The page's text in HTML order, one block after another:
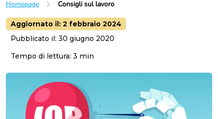
Homepage Consigli sul lavoro
Aggiornato il: 2 febbraio 2024
Pubblicato il: 30 giugno 2020
Tempo di lettura: 3 min